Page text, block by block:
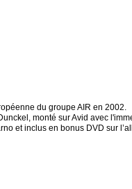
du groupe AIR en 2002.
monté sur Avid avec
et inclus en bonus DVD sur